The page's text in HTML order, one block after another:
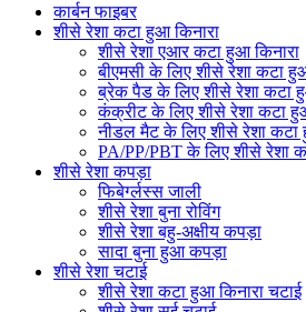
कार्बन फाइबर
शीसे रेशा कटा हुआ किनारा
शीसे रेशा एआर कटा हुआ किनारा
बीएमसी के लिए शीसे रेशा कटा
ब्रेक पैड के लिए शीसे रेशा कटा
कंक्रीट के लिए शीसे रेशा कटा
नीडल मैट के लिए शीसे रेशा कटा
PA/PP/PBT के लिए शीसे रेशा
शीसे रेशा कपड़ा
फिबेर्ग्लस्स जाली
शीसे रेशा बुना रोविंग
शीसे रेशा बहु-अक्षीय कपड़ा
सादा बुना हुआ कपड़ा
शीसे रेशा चटाई
शीसे रेशा कटा हुआ किनारा चटाई